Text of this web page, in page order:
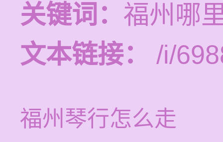
关键词： 福州哪
文本链接：
/i/
福州琴行怎么走